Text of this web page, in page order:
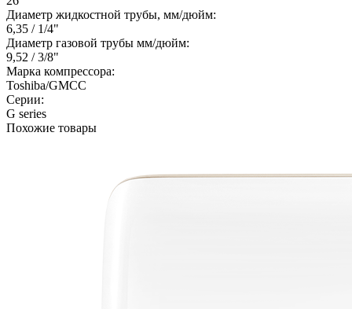
Диаметр жидкостной трубы, мм/дюйм:
6,35 / 1/4"
Диаметр газовой трубы мм/дюйм:
9,52 / 3/8"
Марка компрессора:
Toshiba/GMCC
Серии:
G series
Похожие товары